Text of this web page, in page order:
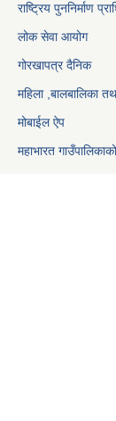
राष्ट्रिय पुननिर्माण
लोक सेवा आयोग
गोरखापत्र दैनिक
महिला ,बालबालिका
मोबाईल ऐप
महाभारत